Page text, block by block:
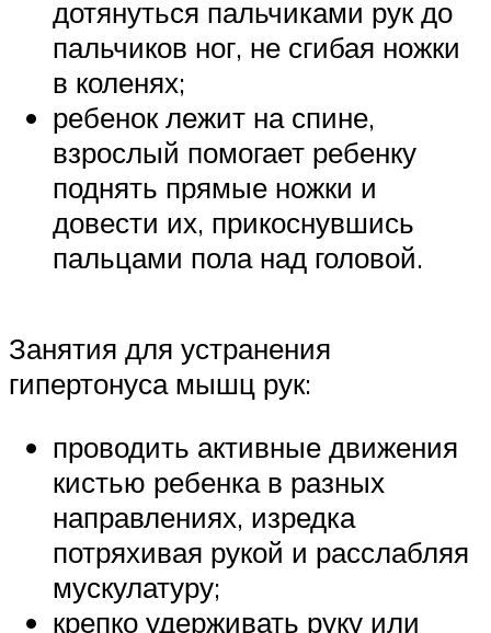
дотянуться пальчиками рук до
пальчиков ног, не сгибая ножки
в коленях;
ребенок лежит на спине,
взрослый помогает ребенку
поднять прямые ножки и
довести их, прикоснувшись
пальцами пола над головой.
Занятия для устранения
гипертонуса мышц рук:
проводить активные движения
кистью ребенка в разных
направлениях, изредка
потряхивая рукой и расслабляя
мускулатуру;
крепко удерживать руку или